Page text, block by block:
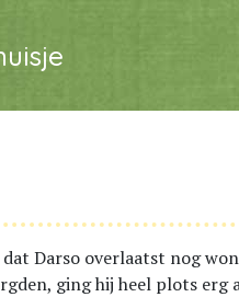
Darso overlaatst nog
ging hij heel plots